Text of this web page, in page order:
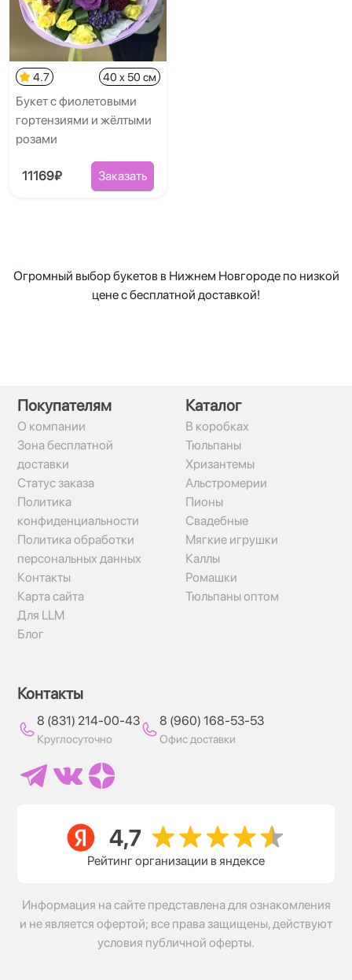
4.7 40 x 50 см
Букет с фиолетовыми
гортензиями и жёлтыми
розами
11169₽ Заказать
Огромный выбор букетов в Нижнем Новгороде по низкой
цене с бесплатной доставкой!
Покупателям
О компании
Зона бесплатной
доставки
Статус заказа
Политика
конфиденциальности
Политика обработки
персональных данных
Контакты
Карта сайта
Для LLM
Блог
Каталог
В коробках
Тюльпаны
Хризантемы
Альстромерии
Пионы
Свадебные
Мягкие игрушки
Каллы
Ромашки
Тюльпаны оптом
Контакты
8 (831) 214-00-43
Круглосуточно
8 (960) 168-53-53
Офис доставки
Рейтинг организации в яндексе
Информация на сайте представлена для ознакомления
и не является офертой; все права защищены, действуют
условия публичной оферты.